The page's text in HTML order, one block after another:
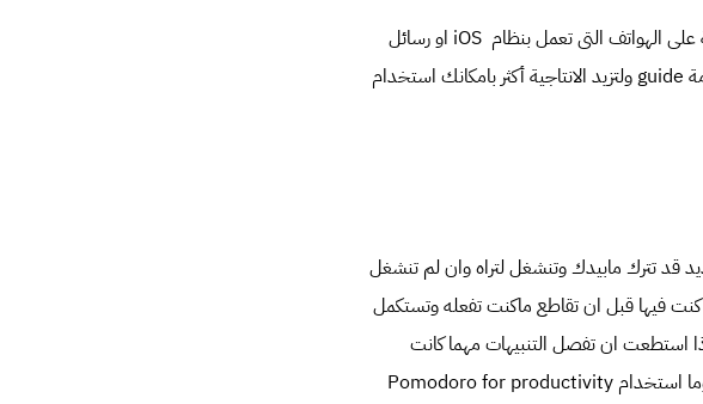
الهواتف التى تعمل بنظام iOS او رسائل
guideولتزيد الانتاجية أكثر بامكانك استخدام
قد تترك مابيدك وتنشغل لتراه وان لم تنشغل
كنت فيها قبل ان تقاطع ماكنت تفعله وتستكمل
المهمة وتصل الى قدر من التركيز يصل الى 110%فقط إذا استطعت ان تفصل التنبيهات مهما كانت
استخدام Pomodoro for productivity